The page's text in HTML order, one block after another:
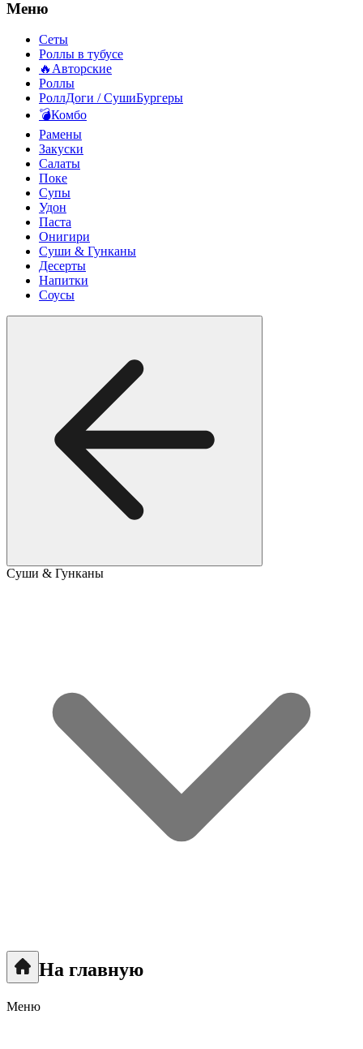
Меню
Сеты
Роллы в тубусе
🔥Авторские
Роллы
РоллДоги / СушиБургеры
💣Комбо
Рамены
Закуски
Салаты
Поке
Супы
Удон
Паста
Онигири
Суши & Гунканы
Десерты
Напитки
Соусы
Суши & Гунканы
На главную
Меню